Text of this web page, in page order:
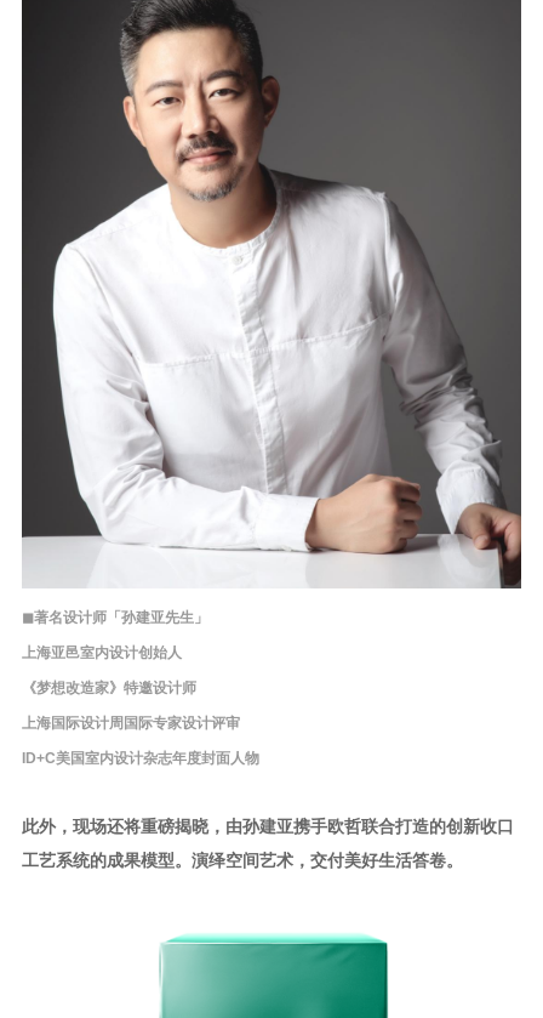
◼著名设计师「孙建亚先生」
上海亚邑室内设计创始人
《梦想改造家》特邀设计师
上海国际设计周国际专家设计评审
ID+C美国室内设计杂志年度封面人物
此外，现场还将重磅揭晓，由孙建亚携手欧哲联合打造的创新收口
工艺系统的成果模型。 演绎空间艺术，交付美好生活答卷。